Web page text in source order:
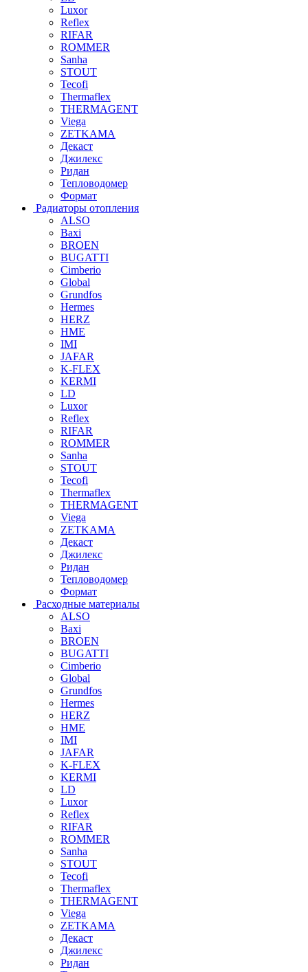
Luxor
Reflex
RIFAR
ROMMER
Sanha
STOUT
Tecofi
Thermaflex
THERMAGENT
Viega
ZETKAMA
Декаст
Джилекс
Ридан
Тепловодомер
Формат
Радиаторы отопления
ALSO
Baxi
BROEN
BUGATTI
Cimberio
Global
Grundfos
Hermes
HERZ
HME
IMI
JAFAR
K-FLEX
KERMI
LD
Luxor
Reflex
RIFAR
ROMMER
Sanha
STOUT
Tecofi
Thermaflex
THERMAGENT
Viega
ZETKAMA
Декаст
Джилекс
Ридан
Тепловодомер
Формат
Расходные материалы
ALSO
Baxi
BROEN
BUGATTI
Cimberio
Global
Grundfos
Hermes
HERZ
HME
IMI
JAFAR
K-FLEX
KERMI
LD
Luxor
Reflex
RIFAR
ROMMER
Sanha
STOUT
Tecofi
Thermaflex
THERMAGENT
Viega
ZETKAMA
Декаст
Джилекс
Ридан